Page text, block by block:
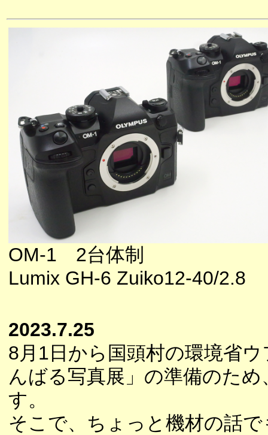
OM-1 2台体制
Lumix GH-6 Zuiko12-40/2.8
2023.7.25
8月1日から国頭村の環境省
んばる写真展」の準備のた
す。
そこで、ちょっと機材の話で